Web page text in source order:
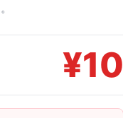
¥10